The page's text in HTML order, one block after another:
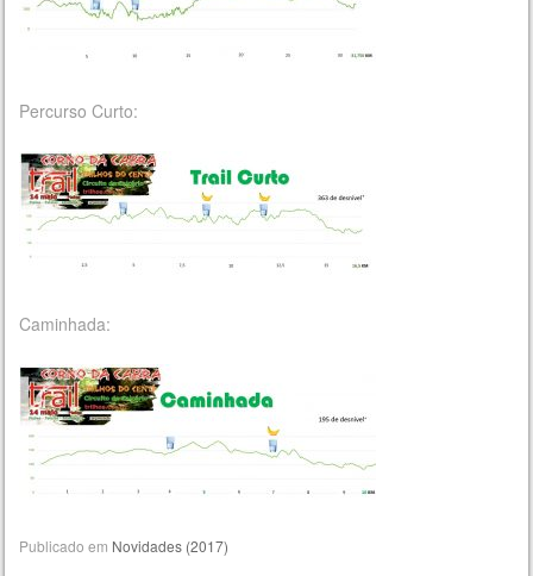
Percurso Curto:
Caminhada:
Publicado em Novidades (2017)